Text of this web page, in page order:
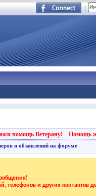
помощь Ветерану! Помощь
и объявлений на форуме
телефонов и других